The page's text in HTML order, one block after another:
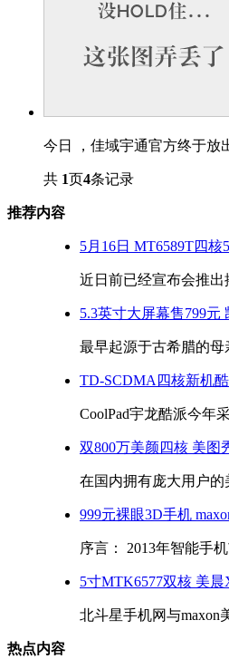
今日 ，佳域宇通官方终于放
共 1页4条记录
推荐内容
5月16日 MT6589T四
近日前已经宣布会推出
5.3英寸大屏幕售799元
最早起源于古希腊的母
TD-SCDMA四核新机
CoolPad宇龙酷派今年
双800万美颜四核 美图
在国内拥有庞大用户
999元裸眼3D手机
序言： 2013年智能手
5寸MTK6577双核 美
北斗星手机网与maxon
热点内容